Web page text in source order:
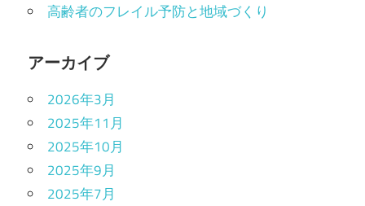
高齢者のフレイル予防と地域づくり
アーカイブ
2026年3月
2025年11月
2025年10月
2025年9月
2025年7月